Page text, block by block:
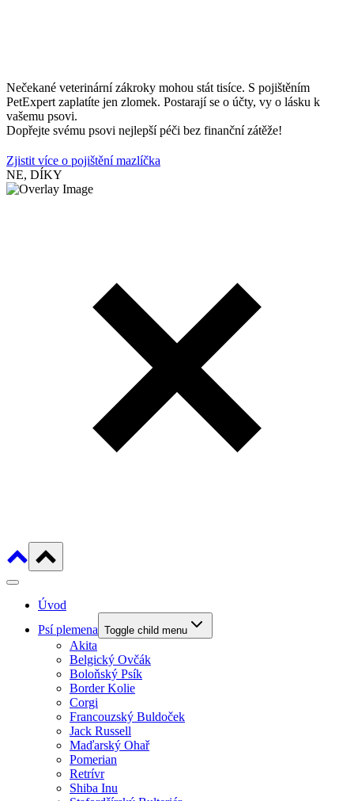
Nečekané veterinární zákroky mohou stát tisíce. S pojištěním
PetExpert zaplatíte jen zlomek. Postarají se o účty, vy o lásku k
vašemu psovi.
Dopřejte svému psovi nejlepší péči bez finanční zátěže!
Zjistit více o pojištění mazlíčka
NE, DÍKY
Úvod
Psí plemena Toggle child menu
Akita
Belgický Ovčák
Boloňský Psík
Border Kolie
Corgi
Francouzský Buldoček
Jack Russell
Maďarský Ohař
Pomerian
Retrívr
Shiba Inu